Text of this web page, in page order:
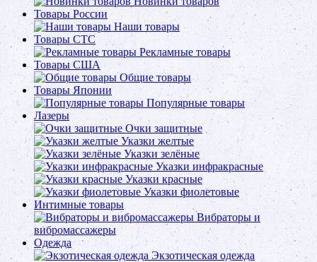
Товары России
Наши товары
Товары СТС
Рекламные товары
Товары США
Общие товары
Товары Японии
Популярные товары
Лазеры
Очки защитные
Указки желтые
Указки зелёные
Указки инфракрасные
Указки красные
Указки фиолетовые
Интимные товары
Вибраторы и
вибромассажеры
Одежда
Экзотическая одежда